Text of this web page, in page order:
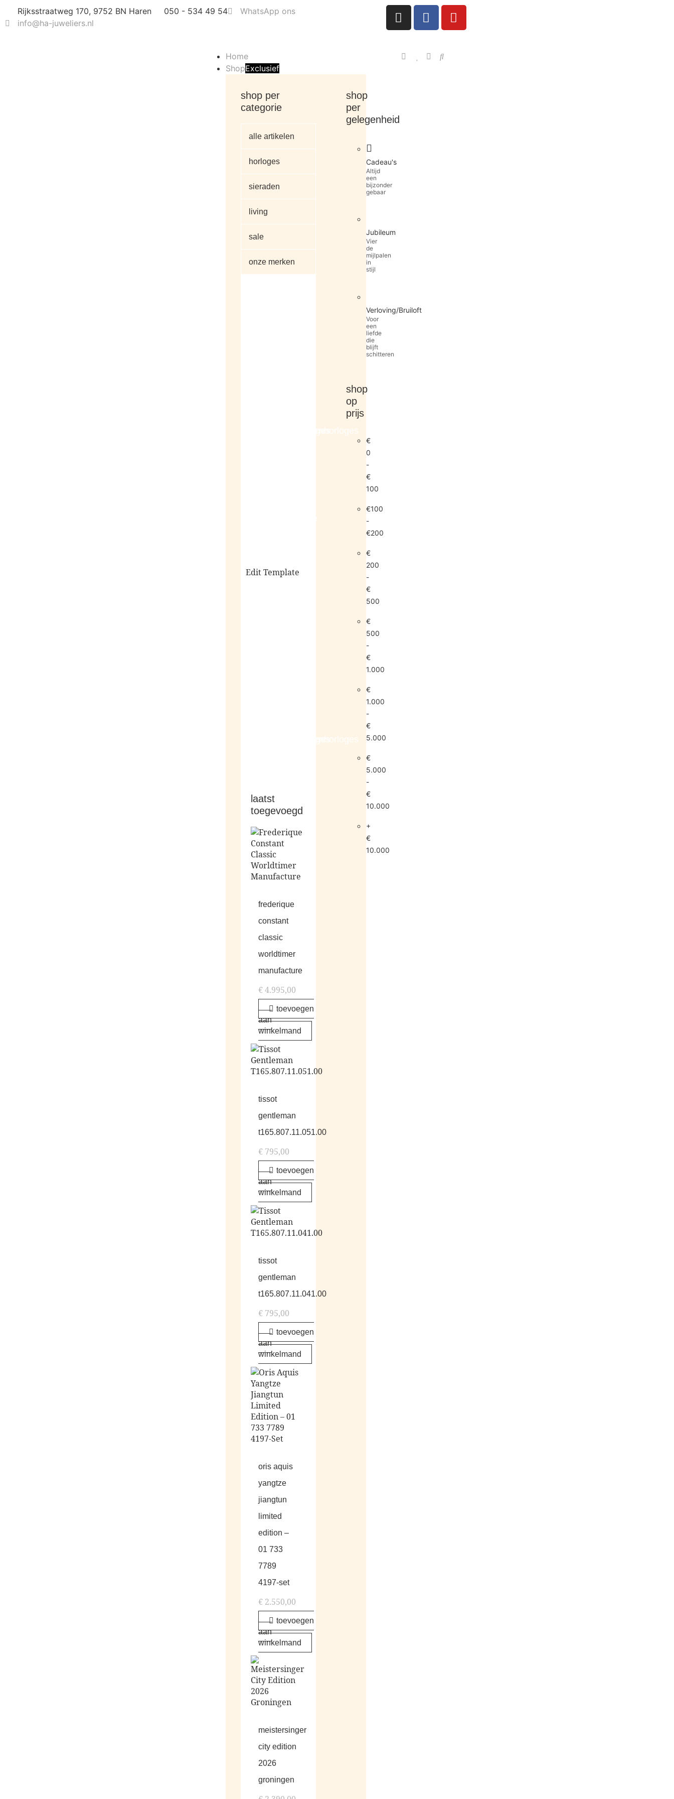
Rijksstraatweg 170, 9752 BN Haren 050 - 534 49 54
WhatsApp ons
info@ha-juweliers.nl
Home
ShopExclusief
shop per
categorie
alle artikelen
horloges
sieraden
living
sale
onze merken
dameshorlogesherenhorloges
sale
Edit Template
dameshorlogesherenhorloges
laatst
toegevoegd
frederique
constant
classic
worldtimer
manufacture
€4.995,00
toevoegen
aan
winkelmand
tissot
gentleman
t165.807.11.051.00
€795,00
toevoegen
aan
winkelmand
tissot
gentleman
t165.807.11.041.00
€795,00
toevoegen
aan
winkelmand
oris aquis
yangtze
jiangtun
limited
edition –
01 733
7789
4197-set
€2.550,00
toevoegen
aan
winkelmand
meistersinger
city edition
2026
groningen
shop
per
gelegenheid
Cadeau's
Altijd
een
bijzonder
gebaar
Jubileum
Vier
de
mijlpalen
in
stijl
Verloving/Bruiloft
Voor
een
liefde
die
blijft
schitteren
shop
op
prijs
€
0
-
€
100
€100
-
€200
€
200
-
€
500
€
500
-
€
1.000
€
1.000
-
€
5.000
€
5.000
-
€
10.000
+
€
10.000